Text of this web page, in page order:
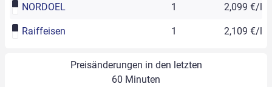
NORDOEL 1 2,099 €/l
Raiffeisen 1 2,109 €/l
Preisänderungen in den letzten
60 Minuten